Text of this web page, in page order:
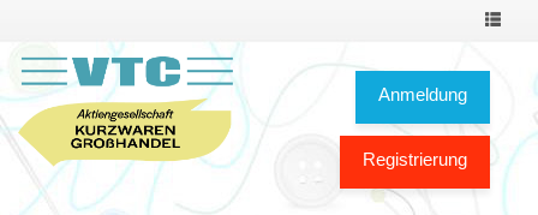
Toggle
Anmeldung
Registrierung